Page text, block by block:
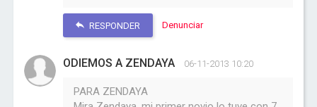
RESPONDER Denunciar
ODIEMOS A ZENDAYA 06-11-2013 10:20
PARA ZENDAYA